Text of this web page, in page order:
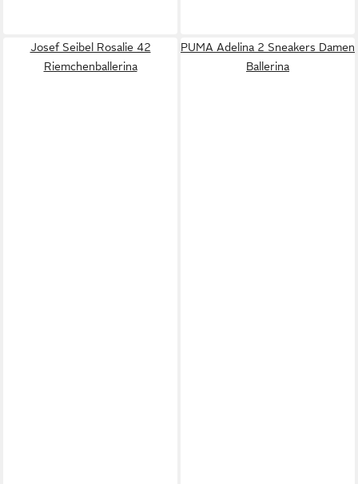
Josef Seibel Rosalie 42
Riemchenballerina
PUMA Adelina 2 Sneakers Damen
Ballerina